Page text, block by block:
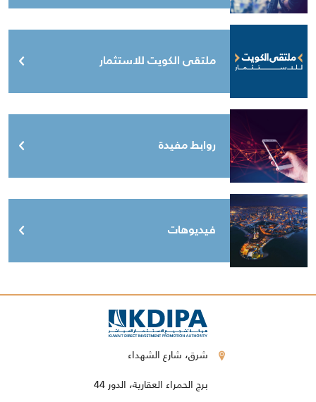
ملتقى الكويت للاستثمار
روابط مفيدة
فيديوهات
شرق، شارع الشهداء
برج الحمراء العقارية، الدور 44